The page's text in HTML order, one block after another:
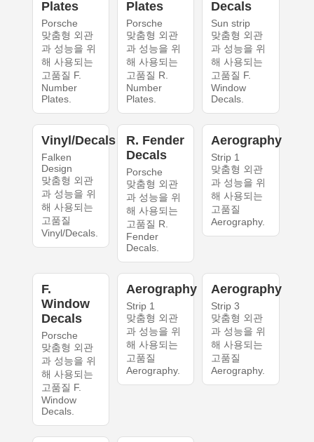
Plates
Porsche
맞춤형 외관
과 성능을 위
해 사용되는
고품질 F.
Number
Plates.
Plates
Porsche
맞춤형 외관
과 성능을 위
해 사용되는
고품질 R.
Number
Plates.
Decals
Sun strip
맞춤형 외관
과 성능을 위
해 사용되는
고품질 F.
Window
Decals.
Vinyl/Decals
Falken
Design
맞춤형 외관
과 성능을 위
해 사용되는
고품질
Vinyl/Decals.
R. Fender
Decals
Porsche
맞춤형 외관
과 성능을 위
해 사용되는
고품질 R.
Fender
Decals.
Aerography
Strip 1
맞춤형 외관
과 성능을 위
해 사용되는
고품질
Aerography.
F.
Window
Decals
Porsche
맞춤형 외관
과 성능을 위
해 사용되는
고품질 F.
Window
Decals.
Aerography
Strip 1
맞춤형 외관
과 성능을 위
해 사용되는
고품질
Aerography.
Aerography
Strip 3
맞춤형 외관
과 성능을 위
해 사용되는
고품질
Aerography.